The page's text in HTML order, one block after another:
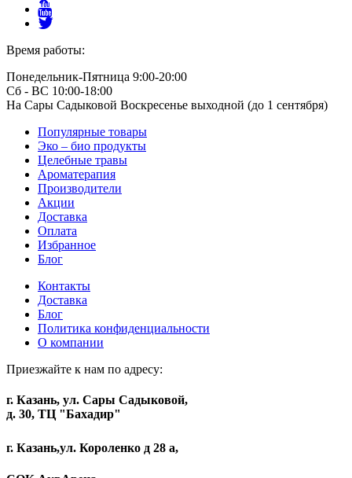
Время работы:
Понедельник-Пятница 9:00-20:00
Сб - ВС 10:00-18:00
На Сары Садыковой Воскресенье выходной (до 1 сентября)
Популярные товары
Эко – био продукты
Целебные травы
Ароматерапия
Производители
Акции
Доставка
Оплата
Избранное
Блог
Контакты
Доставка
Блог
Политика конфиденциальности
О компании
Приезжайте к нам по адресу:
г. Казань, ул. Сары Садыковой,
д. 30, ТЦ "Бахадир"
г. Казань,ул. Короленко д 28 а,